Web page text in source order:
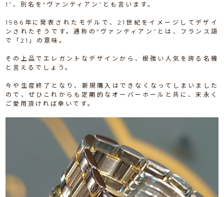
1”、別名を“ヴァンティアン”とも言います。
1986年に発表されたモデルで、21世紀をイメージしてデザイ
ンされたそうです。通称の“ヴァンティアン”とは、フランス語
で「21」の意味。
その上品でエレガントなデザインから、根強い人気を誇る名機
と言えるでしょう。
今や生産終了となり、新規購入はできなくなってしまいました
ので、ぜひこれからも定期的なオーバーホールと共に、末永く
ご愛用頂ければ幸いです。